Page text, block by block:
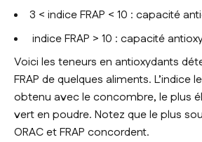
3 < indice FRAP < 10 : capacité
indice FRAP > 10 : capacité
Voici les teneurs en antioxydants
FRAP de quelques aliments. L’indice
obtenu avec le concombre, le plus
vert en poudre. Notez que le plus
ORAC et FRAP concordent.